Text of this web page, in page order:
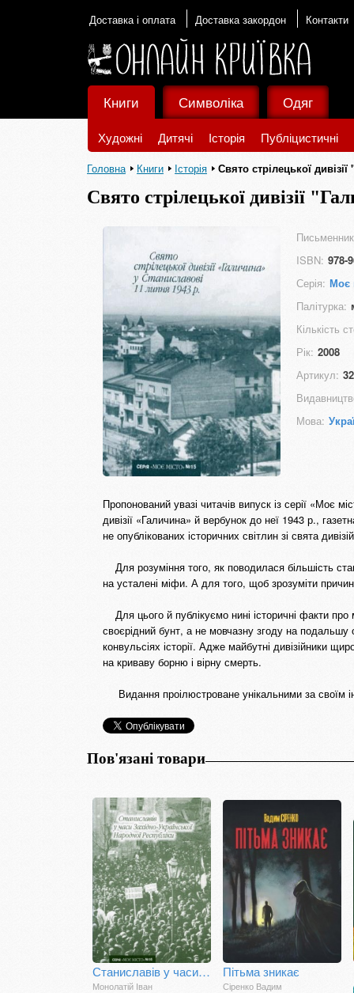
Доставка і оплата Доставка закордон Контакти
Книги
Художні Дитячі Історія Публіцистичні
Символіка Одяг
Головна Книги Історія Свято стрілецької
Свято стрілецької дивізії
ISBN: 978-
Серія: Моє
Палітурка:
Кількість
Рік: 2008
Артикул:
Мова:
Пропонований увазі читачів випуск із серії «Моє
дивізії «Галичина» й вербунок до неї 1943 р.,
не опублікованих історичних світлин зі свята
Для розуміння того, як поводилася більшість
на усталені міфи. А для того, щоб зрозуміти
Для цього й публікуємо нині історичні факти про
своєрідний бунт, а не мовчазну згоду на
конвульсіях історії. Адже майбутні дивізійники
на криваву борню і вірну смерть.
Видання проілюстроване унікальними за своїм
Пов'язані товари
Станиславів у часи Західно-Української Народної Республіки
Монолатій Іван
Пітьма зникає
Сіренко Вадим